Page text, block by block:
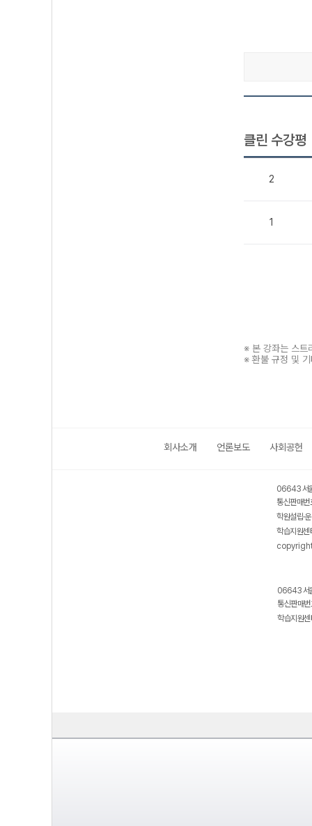
클린 수강평
2
1
※ 본 강좌는 스트
※ 환불 규정 및
회사소개 언론보도 사회공헌
06643 서
통신판매
학원설립·
학습지원
06643 서
통신판매
학습지원